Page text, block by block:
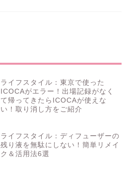
ライフスタイル：東京で使った
ICOCAがエラー！出場記録がなく
て帰ってきたらICOCAが使えな
い！取り消し方をご紹介
ライフスタイル：ディフューザーの
残り液を無駄にしない！簡単リメイ
ク＆活用法6選